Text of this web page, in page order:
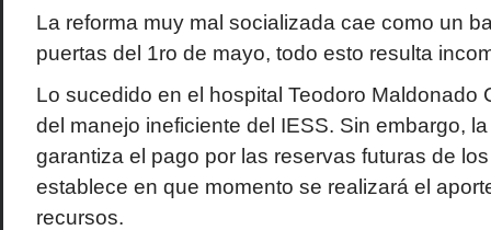
La reforma muy mal socializada cae como un
puertas del 1ro de mayo, todo esto resulta
Lo sucedido en el hospital Teodoro Maldonado
del manejo ineficiente del IESS. Sin embargo,
garantiza el pago por las reservas futuras de
establece en que momento se realizará el
recursos.